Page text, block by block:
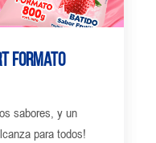
formato
sabores, y un
para todos!